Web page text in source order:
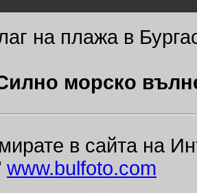
на плажа в
морско
в сайта на
www.bulfoto.com